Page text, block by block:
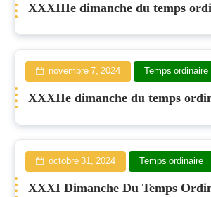
XXXIIIe dimanche du temps
novembre 7, 2024 Temps ordinaire
XXXIIe dimanche du temps
octobre 31, 2024 Temps ordinaire
XXXI Dimanche Du Temps